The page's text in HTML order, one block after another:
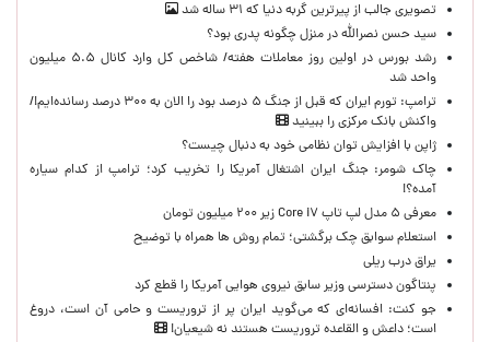
تصویری جالب از پیرترین گربه دنیا که ۳۱ ساله شد
سید حسن نصرالله در منزل چگونه پدری بود؟
رشد بورس در اولین روز معاملات هفته/ شاخص کل وارد کانال ۵.۵ میلیون
واحد شد
ترامپ: تورم ایران که قبل از جنگ ۵ درصد بود را الان به ۳۰۰ درصد رسانده‌ایم!/
واکنش بانک مرکزی را ببینید
ژاپن با افزایش توان نظامی خود به دنبال چیست؟
چاک شومر: جنگ ایران اشتغال آمریکا را تخریب کرد؛ ترامپ از کدام سیاره
آمده؟!
معرفی ۵ مدل لپ تاپ Core i۷ زیر ۲۰۰ میلیون تومان
استعلام سوابق چک برگشتی؛ تمام روش ها همراه با توضیح
یراق درب ریلی
پنتاگون دسترسی وزیر سابق نیروی هوایی آمریکا را قطع کرد
جو کنت: افسانه‌ای که می‌گوید ایران پر از تروریست و حامی آن است، دروغ
است؛ داعش و القاعده تروریست هستند نه شیعیان!